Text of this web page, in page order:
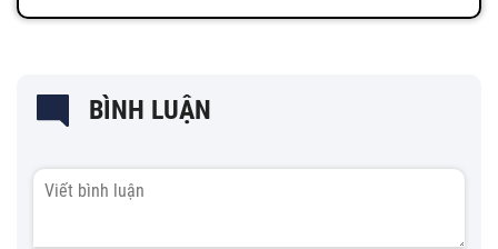
BÌNH LUẬN